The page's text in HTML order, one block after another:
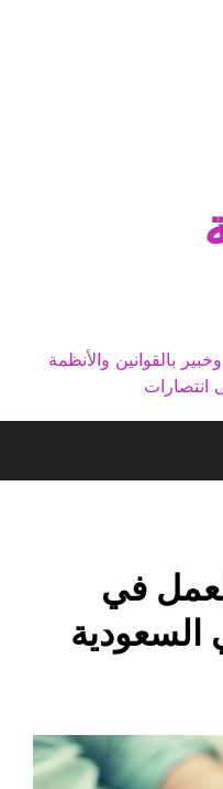
بالقوانين والأنظمة
انتصارات
في
السعودية